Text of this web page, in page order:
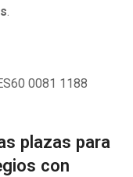
.
0081 1188
plazas para
con